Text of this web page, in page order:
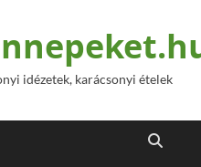
idézetek, karácsonyi ételek